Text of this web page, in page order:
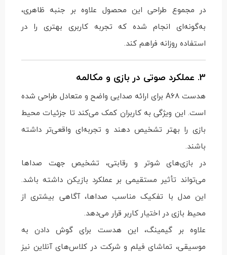
در مجموع طراحی این محصول علاوه بر جنبه ظاهری،
به‌گونه‌ای انجام شده که تجربه کاربری بهتری را در
استفاده روزانه فراهم کند.
3. عملکرد صوتی در بازی و مکالمه
هدست A68 برای ارائه صدایی واضح و متعادل طراحی شده
است. این ویژگی به کاربران کمک می‌کند تا جزئیات محیط
بازی را بهتر تشخیص دهند و تجربه‌ای واقعی‌تر داشته
باشند.
در بازی‌های شوتر و رقابتی، تشخیص جهت صداها
می‌تواند تأثیر مستقیمی بر عملکرد بازیکن داشته باشد.
این مدل با تفکیک مناسب صداها، آگاهی بیشتری از
محیط بازی در اختیار کاربر قرار می‌دهد.
علاوه بر گیمینگ، این هدست برای گوش دادن به
موسیقی، تماشای فیلم و شرکت در کلاس‌های آنلاین نیز